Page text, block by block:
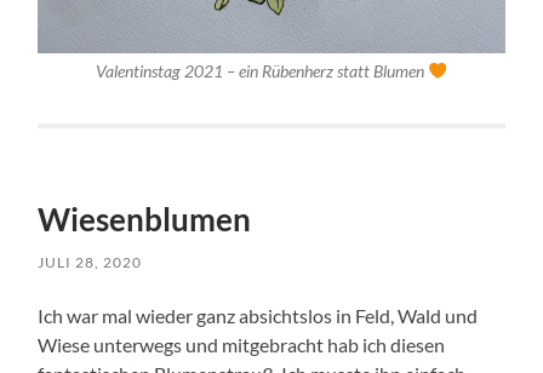
Valentinstag 2021 – ein Rübenherz statt Blumen
Wiesenblumen
JULI 28, 2020
Ich war mal wieder ganz absichtslos in Feld, Wald und
Wiese unterwegs und mitgebracht hab ich diesen